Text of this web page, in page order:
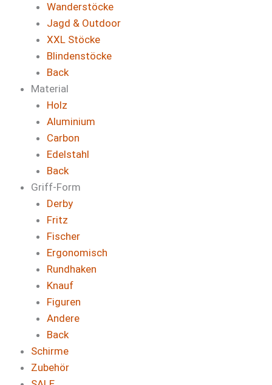
Wanderstöcke
Jagd & Outdoor
XXL Stöcke
Blindenstöcke
Back
Material
Holz
Aluminium
Carbon
Edelstahl
Back
Griff-Form
Derby
Fritz
Fischer
Ergonomisch
Rundhaken
Knauf
Figuren
Andere
Back
Schirme
Zubehör